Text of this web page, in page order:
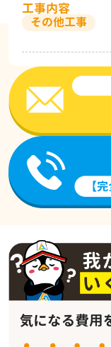
工事内容
その他工事